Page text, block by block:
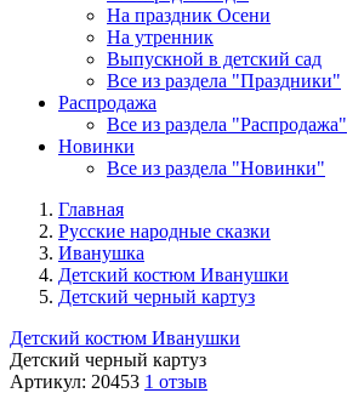
На праздник Осени
На утренник
Выпускной в детский сад
Все из раздела "Праздники"
Распродажа
Все из раздела "Распродажа"
Новинки
Все из раздела "Новинки"
Главная
Русские народные сказки
Иванушка
Детский костюм Иванушки
Детский черный картуз
Детский костюм Иванушки
Детский черный картуз
Артикул: 20453 1 отзыв